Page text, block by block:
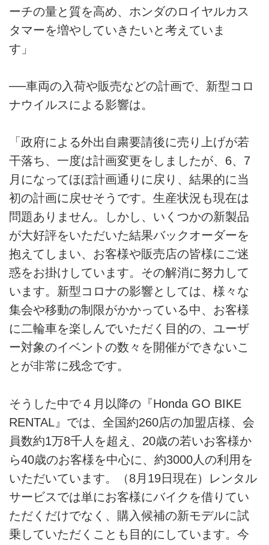
ーチの量と質を高め、ホンダのロイヤルカス
タマーを増やしていきたいと考えていま
す」
──車両の入荷や販売などの計画で、新型コロ
ナウイルスによる影響は。
「政府による外出自粛要請後に売り上げが若
干落ち、一度は計画変更をしましたが、6、7
月になってほぼ計画通りに戻り、結果的に当
初の計画に戻せそうです。生産状況も現在は
問題ありません。しかし、いくつかの新製品
が大好評をいただいた結果バックオーダーを
抱えてしまい、お客様や販売店の皆様にご迷
惑をお掛けしています。その解消に努力して
います。新型コロナの影響としては、様々な
集会や移動の制限がかかっている中、お客様
に二輪車を楽しんでいただく目的の、ユーザ
ー対象のイベントの数々を開催ができないこ
とが非常に残念です。
そうした中で４月以降の『Honda GO BIKE
RENTAL』では、全国約260店の加盟店様、会
員数約1万8千人を超え、20歳の若いお客様か
ら40歳のお客様を中心に、約3000人の利用を
いただいています。（8月19日現在）レンタル
サービスでは単にお客様にバイクを借りてい
ただくだけでなく、購入候補の新モデルに試
乗していただくことも目的にしています。今